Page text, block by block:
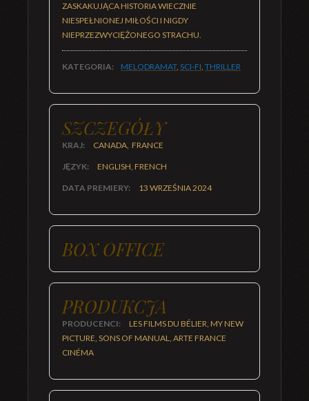
ZASKAKUJĄCA HISTORIA WIECZNIE
NIESPEŁNIONEJ MIŁOŚCI I NIGDY
NIEPRZEZWYCIĘŻONEGO STRACHU.
KATEGORIA: MELODRAMAT, SCI-FI, THRILLER
SZCZEGÓŁY
KRAJ: CANADA, FRANCE
JĘZYK: ENGLISH, FRENCH
DATA PREMIERY: 13 WRZEŚNIA 2024
BOX OFFICE
PRODUKCJA
PRODUCENCI:
LES FILMS DU BÉLIER, MY NEW
PICTURE, SONS OF MANUAL, ARTE FRANCE
CINÉMA